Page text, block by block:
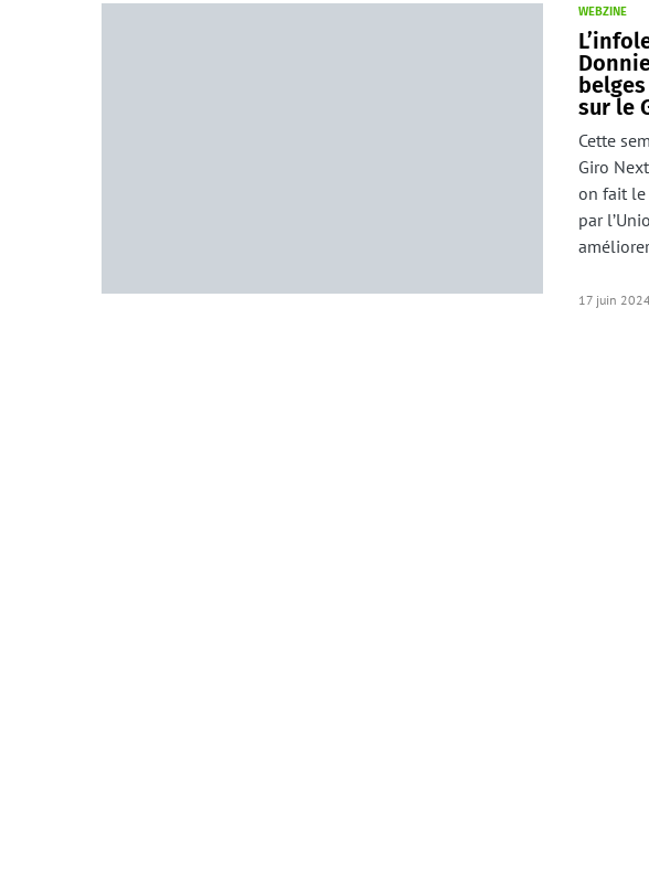
WEBZINE
sur le
Cette
Giro
on fait le
par
17 juin